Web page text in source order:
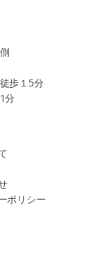
歩１5分
分
ポリシー